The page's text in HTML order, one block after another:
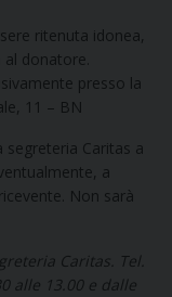
ritenuta idonea,
donatore.
presso la
11 – BN
segreteria Caritas a
a
Non sarà
Caritas. Tel.
alle 13.00 e dalle